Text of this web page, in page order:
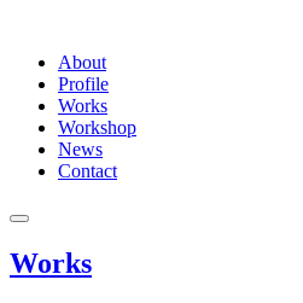
About
Profile
Works
Workshop
News
Contact
Works